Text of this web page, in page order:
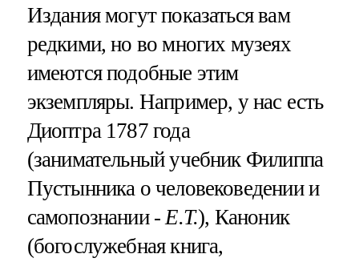
Издания могут показаться вам
редкими, но во многих музеях
имеются подобные этим
экземпляры. Например, у нас есть
Диоптра 1787 года
(занимательный учебник Филиппа
Пустынника о человековедении и
самопознании -Е.Т.), Каноник
(богослужебная книга,